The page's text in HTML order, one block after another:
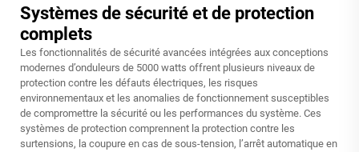
Systèmes de sécurité et de protection
complets
Les fonctionnalités de sécurité avancées intégrées aux conceptions
modernes d’onduleurs de 5000 watts offrent plusieurs niveaux de
protection contre les défauts électriques, les risques
environnementaux et les anomalies de fonctionnement susceptibles
de compromettre la sécurité ou les performances du système. Ces
systèmes de protection comprennent la protection contre les
surtensions, la coupure en cas de sous-tension, l’arrêt automatique en